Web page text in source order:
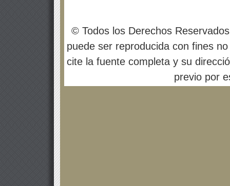
© Todos los Derechos
puede ser reproducida con fines
cite la fuente completa y su
previo por